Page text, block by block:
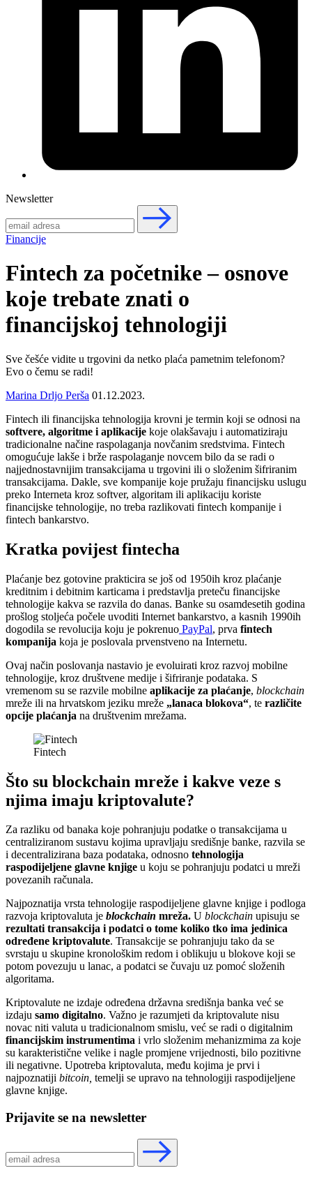
Newsletter
Financije
Fintech za početnike – osnove
koje trebate znati o
financijskoj tehnologiji
Sve češće vidite u trgovini da netko plaća pametnim telefonom?
Evo o čemu se radi!
Marina Drljo Perša 01.12.2023.
Fintech ili financijska tehnologija krovni je termin koji se odnosi na
softvere, algoritme i aplikacije koje olakšavaju i automatiziraju
tradicionalne načine raspolaganja novčanim sredstvima. Fintech
omogućuje lakše i brže raspolaganje novcem bilo da se radi o
najjednostavnijim transakcijama u trgovini ili o složenim šifriranim
transakcijama. Dakle, sve kompanije koje pružaju financijsku uslugu
preko Interneta kroz softver, algoritam ili aplikaciju koriste
financijske tehnologije, no treba razlikovati fintech kompanije i
fintech bankarstvo.
Kratka povijest fintecha
Plaćanje bez gotovine prakticira se još od 1950ih kroz plaćanje
kreditnim i debitnim karticama i predstavlja preteču financijske
tehnologije kakva se razvila do danas. Banke su osamdesetih godina
prošlog stoljeća počele uvoditi Internet bankarstvo, a kasnih 1990ih
dogodila se revolucija koju je pokrenuo PayPal, prva fintech
kompanija koja je poslovala prvenstveno na Internetu.
Ovaj način poslovanja nastavio je evoluirati kroz razvoj mobilne
tehnologije, kroz društvene medije i šifriranje podataka. S
vremenom su se razvile mobilne aplikacije za plaćanje, blockchain
mreže ili na hrvatskom jeziku mreže „lanaca blokova“, te različite
opcije plaćanja na društvenim mrežama.
Fintech
Što su blockchain mreže i kakve veze s
njima imaju kriptovalute?
Za razliku od banaka koje pohranjuju podatke o transakcijama u
centraliziranom sustavu kojima upravljaju središnje banke, razvila se
i decentralizirana baza podataka, odnosno tehnologija
raspodijeljene glavne knjige u koju se pohranjuju podatci u mreži
povezanih računala.
Najpoznatija vrsta tehnologije raspodijeljene glavne knjige i podloga
razvoja kriptovaluta je blockchain mreža. U blockchain upisuju se
rezultati transakcija i podatci o tome koliko tko ima jedinica
određene kriptovalute. Transakcije se pohranjuju tako da se
svrstaju u skupine kronološkim redom i oblikuju u blokove koji se
potom povezuju u lanac, a podatci se čuvaju uz pomoć složenih
algoritama.
Kriptovalute ne izdaje određena državna središnja banka već se
izdaju samo digitalno. Važno je razumjeti da kriptovalute nisu
novac niti valuta u tradicionalnom smislu, već se radi o digitalnim
financijskim instrumentima i vrlo složenim mehanizmima za koje
su karakteristične velike i nagle promjene vrijednosti, bilo pozitivne
ili negativne. Upotreba kriptovaluta, među kojima je prvi i
najpoznatiji bitcoin, temelji se upravo na tehnologiji raspodijeljene
glavne knjige.
Prijavite se na newsletter